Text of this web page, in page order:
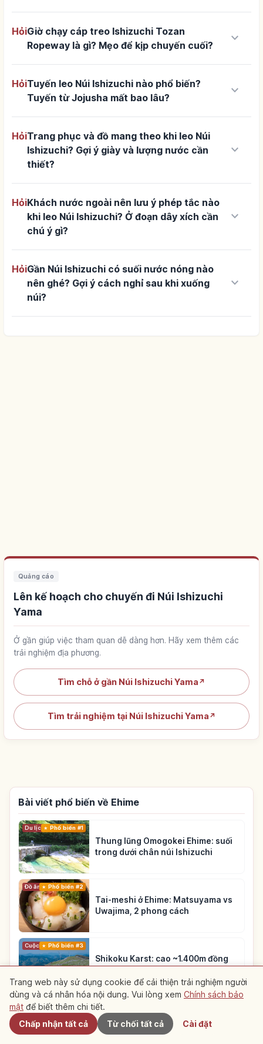
HỏiGiờ chạy cáp treo Ishizuchi Tozan
Ropeway là gì? Mẹo để kịp chuyến cuối?
keyboard_arrow_down
HỏiTuyến leo Núi Ishizuchi nào phổ biến?
Tuyến từ Jojusha mất bao lâu?
keyboard_arrow_down
HỏiTrang phục và đồ mang theo khi leo Núi
Ishizuchi? Gợi ý giày và lượng nước cần
thiết?
keyboard_arrow_down
HỏiKhách nước ngoài nên lưu ý phép tắc nào
khi leo Núi Ishizuchi? Ở đoạn dây xích cần
chú ý gì?
keyboard_arrow_down
HỏiGần Núi Ishizuchi có suối nước nóng nào
nên ghé? Gợi ý cách nghỉ sau khi xuống
núi?
keyboard_arrow_down
Quảng cáo
Lên kế hoạch cho chuyến đi Núi Ishizuchi
Yama
Ở gần giúp việc tham quan dễ dàng hơn. Hãy xem thêm các
trải nghiệm địa phương.
Tìm chỗ ở gần Núi Ishizuchi Yama ↗
Tìm trải nghiệm tại Núi Ishizuchi Yama ↗
Bài viết phổ biến về Ehime
Du lịch Phổ biến #1
Thung lũng Omogokei Ehime: suối
trong dưới chân núi Ishizuchi
Đồ ăn Phổ biến #2
Tai-meshi ở Ehime: Matsuyama vs
Uwajima, 2 phong cách
Cuộc sốngPhổ biến #3
Shikoku Karst: cao ~1.400m đồng
cỏ trên trời
Gần đây
Trang web này sử dụng cookie để cải thiện trải nghiệm người
dùng và cá nhân hóa nội dung. Vui lòng xem Chính sách bảo
mật để biết thêm chi tiết.
Chấp nhận tất cả
Từ chối tất cả Cài đặt